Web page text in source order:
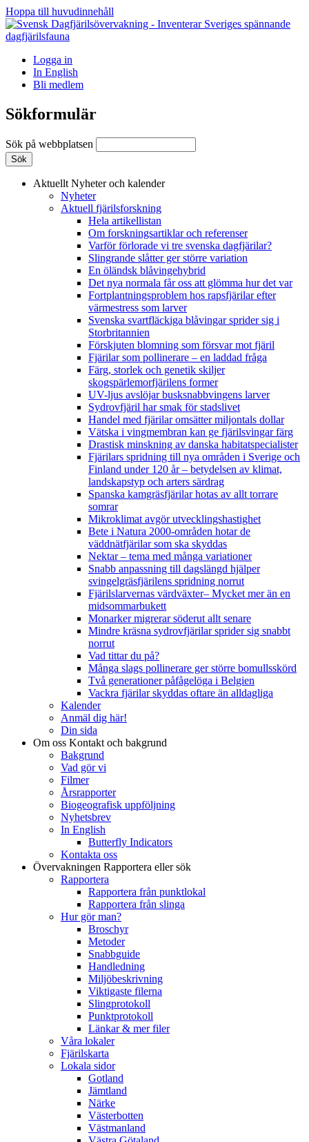
Hoppa till huvudinnehåll
Logga in
In English
Bli medlem
Sökformulär
Sök på webbplatsen
Aktuellt Nyheter och kalender
Nyheter
Aktuell fjärilsforskning
Hela artikellistan
Om forskningsartiklar och referenser
Varför förlorade vi tre svenska dagfjärilar?
Slingrande slåtter ger större variation
En öländsk blåvingehybrid
Det nya normala får oss att glömma hur det var
Fortplantningsproblem hos rapsfjärilar efter
värmestress som larver
Svenska svartfläckiga blåvingar sprider sig i
Storbritannien
Förskjuten blomning som försvar mot fjäril
Fjärilar som pollinerare – en laddad fråga
Färg, storlek och genetik skiljer
skogspärlemorfjärilens former
UV-ljus avslöjar busksnabbvingens larver
Sydrovfjäril har smak för stadslivet
Handel med fjärilar omsätter miljontals dollar
Vätska i vingmembran kan ge fjärilsvingar färg
Drastisk minskning av danska habitatspecialister
Fjärilars spridning till nya områden i Sverige och
Finland under 120 år– betydelsen av klimat,
landskapstyp och arters särdrag
Spanska kamgräsfjärilar hotas av allt torrare
somrar
Mikroklimat avgör utvecklingshastighet
Bete i Natura 2000-områden hotar de
väddnätfjärilar som ska skyddas
Nektar – tema med många variationer
Snabb anpassning till dagslängd hjälper
svingelgräsfjärilens spridning norrut
Fjärilslarvernas värdväxter– Mycket mer än en
midsommarbukett
Monarker migrerar söderut allt senare
Mindre kräsna sydrovfjärilar sprider sig snabbt
norrut
Vad tittar du på?
Många slags pollinerare ger större bomullsskörd
Två generationer påfågelöga i Belgien
Vackra fjärilar skyddas oftare än alldagliga
Kalender
Anmäl dig här!
Din sida
Om oss Kontakt och bakgrund
Bakgrund
Vad gör vi
Filmer
Årsrapporter
Biogeografisk uppföljning
Nyhetsbrev
In English
Butterfly Indicators
Kontakta oss
Övervakningen Rapportera eller sök
Rapportera
Rapportera från punktlokal
Rapportera från slinga
Hur gör man?
Broschyr
Metoder
Snabbguide
Handledning
Miljöbeskrivning
Viktigaste filerna
Slingprotokoll
Punktprotokoll
Länkar & mer filer
Våra lokaler
Fjärilskarta
Lokala sidor
Gotland
Jämtland
Närke
Västerbotten
Västmanland